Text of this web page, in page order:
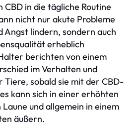
in die tägliche Routine
nicht nur akute Probleme
Angst lindern, sondern auch
erheblich
berichten von einem
im Verhalten und
Tiere, sobald sie mit der CBD-
kann sich in einer erhöhten
und allgemein in einem
äußern.